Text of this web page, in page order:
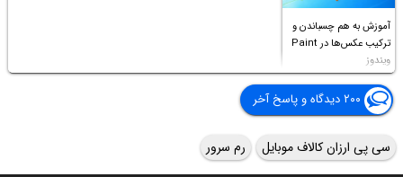
آموزش به هم چسباندن و
ترکیب عکس‌ها در Paint
ویندوز
۲۰۰ دیدگاه و پاسخ آخر
سی پی ارزان کالاف موبایل رم سرور